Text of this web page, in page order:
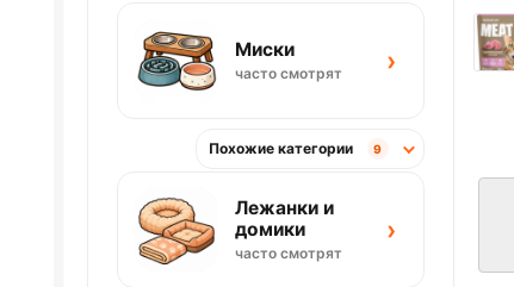
Миски
часто смотрят ›
Похожие категории 9
Лежанки и
домики
часто смотрят
›